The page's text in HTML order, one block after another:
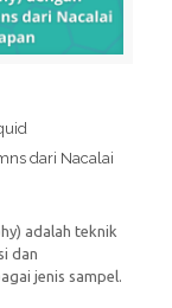
dari Nacalai
adalah teknik
dan
jenis sampel.